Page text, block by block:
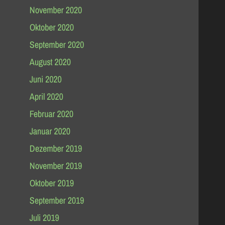
November 2020
Oktober 2020
September 2020
August 2020
Juni 2020
April 2020
Februar 2020
Januar 2020
Dezember 2019
November 2019
Oktober 2019
September 2019
Juli 2019